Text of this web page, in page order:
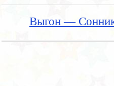
Выгон —